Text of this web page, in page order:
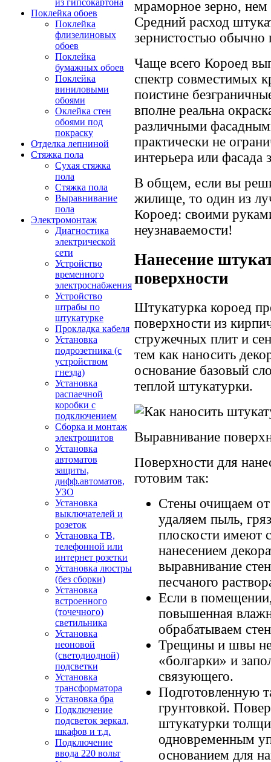
из гипсокартона
Поклейка обоев
Поклейка
флизелиновых
обоев
Поклейка
бумажных обоев
Поклейка
виниловыми
обоями
Оклейка стен
обоями под
покраску
Отделка лепниной
Стяжка пола
Сухая стяжка
пола
Стяжка пола
Выравнивание
пола
Электромонтаж
Диагностика
электрической
сети
Устройство
временного
электроснабжения
Устройство
штрабы по
штукатурке
Прокладка кабеля
Установка
подрозетника (с
устройством
гнезда)
Установка
распаечной
коробки с
подключением
Сборка и монтаж
электрощитов
Установка
автоматов
защиты,
дифф.автоматов,
УЗО
Установка
выключателей и
розеток
Установка ТВ,
телефонной или
интернет розетки
Установка люстры
(без сборки)
Установка
встроенного
(точечного)
светильника
Установка
неоновой
(светодиодной)
подсветки
Установка
трансформатора
Установка бра
Подключение
подсветок зеркал,
шкафов и т.д.
Подключение
ввода 220 вольт
мраморное зерно, нем
Средний расход
зернистостью обычно
Чаще всего Короед
спектр совместимых
поистине
вполне реальна
различными
практически не
интерьера или фасада
В общем, если вы
жилище, то один из
Короед: своими
неузнаваемости!
Нанесение
поверхности
Штукатурка короед
поверхности из
стружечных плит и
тем как наносить
основание базовый
теплой штукатурки.
Выравнивание
Поверхности для
готовим так:
Стены очищаем от
удаляем пыль,
плоскости имеют
нанесением
выравнивание
песчаного
Если в
повышенная
обрабатываем
Трещины и швы
«болгарки» и
связующего.
Подготовленную
грунтовкой.
штукатурки
одновременным
основанием для